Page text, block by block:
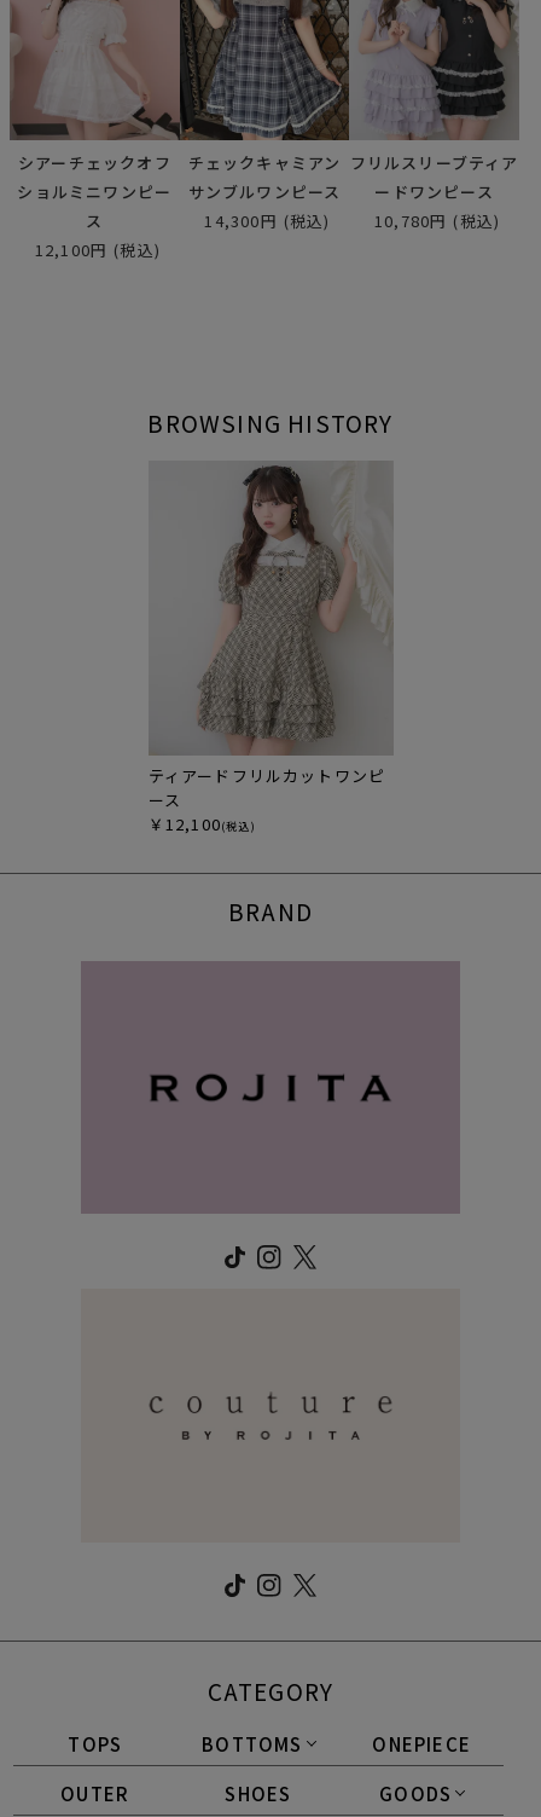
シアーチェックオフ
ショルミニワンピー
ス
12,100円 (税込)
チェックキャミアン
サンブルワンピース
14,300円 (税込)
フリルスリーブティア
ードワンピース
10,780円 (税込)
BROWSING HISTORY
ティアードフリルカットワンピ
ース
￥12,100(税込)
BRAND
CATEGORY
TOPS BOTTOMS
ONEPIECE
OUTER
SHOES GOODS